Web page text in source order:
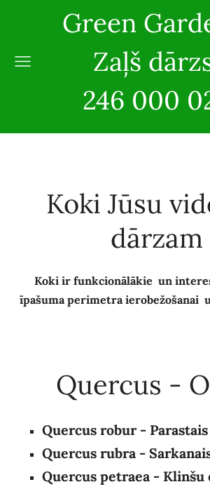
Green
Zaļš
246 000
Koki Jūsu
dārzam
Koki ir funkcionālākie un
īpašuma perimetra ierobežošanai
Quercus -
Quercus robur -
Quercus rubra -
Quercus petraea - Klinšu